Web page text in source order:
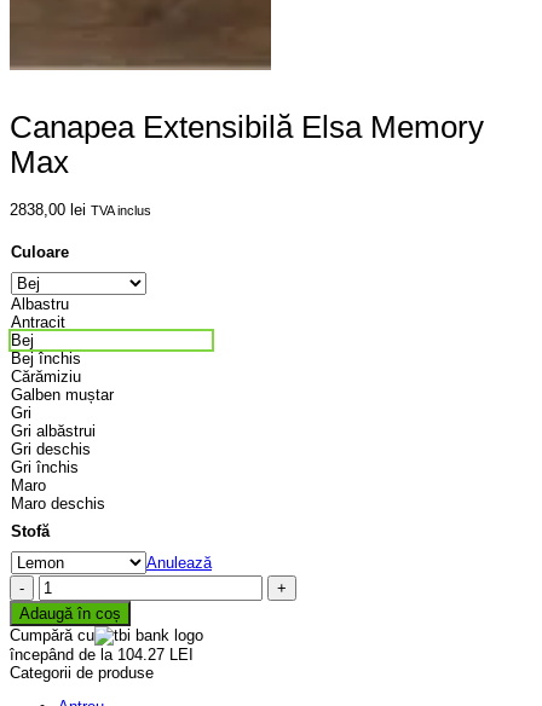
Canapea Extensibilă Elsa Memory
Max
2838,00 lei TVA inclus
Culoare
Albastru
Antracit
Bej
Bej închis
Cărămiziu
Galben muștar
Gri
Gri albăstrui
Gri deschis
Gri închis
Maro
Maro deschis
Stofă
Anulează
Cantitate
Canapea
Extensibilă
Elsa
Memory
Max
Adaugă în coș
Cumpără cu
începând de la 104.27 LEI
Categorii de produse